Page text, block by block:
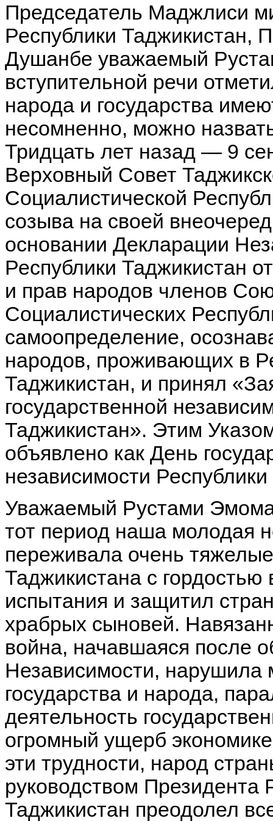
Председатель Маджлиси
Республики Таджикистан,
Душанбе уважаемый
вступительной речи
народа и государства
несомненно, можно
Тридцать лет назад — 9
Верховный Совет
Социалистической
созыва на своей
основании Декларации
Республики Таджикистан
и прав народов членов
Социалистических
самоопределение,
народов, проживающих в
Таджикистан, и принял
государственной
Таджикистан». Этим
объявлено как День
независимости
Уважаемый Рустами
тот период наша молодая
переживала очень
Таджикистана с
испытания и защитил
храбрых сыновей.
война, начавшаяся после
Независимости, нарушила
государства и народа,
деятельность
огромный ущерб
эти трудности, народ
руководством Президента
Таджикистан преодолел